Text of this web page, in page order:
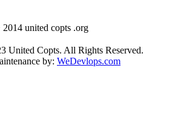
united copts .org
United Copts. All Rights Reserved.
by: WeDevlops.com